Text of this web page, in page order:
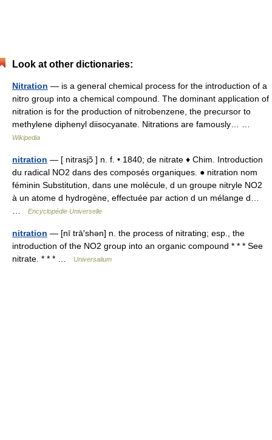
Look at other dictionaries:
Nitration — is a general chemical process for the introduction of a
nitro group into a chemical compound. The dominant application of
nitration is for the production of nitrobenzene, the precursor to
methylene diphenyl diisocyanate. Nitrations are famously… …
Wikipedia
nitration — [ nitrasjɔ̃ ] n. f. • 1840; de nitrate ♦ Chim. Introduction
du radical NO2 dans des composés organiques. ● nitration nom
féminin Substitution, dans une molécule, d un groupe nitryle NO2
à un atome d hydrogène, effectuée par action d un mélange d…
Encyclopédie Universelle
nitration — [nī trā′shən] n. the process of nitrating; esp., the
introduction of the NO2 group into an organic compound * * * See
nitrate. * * * …
Universalium